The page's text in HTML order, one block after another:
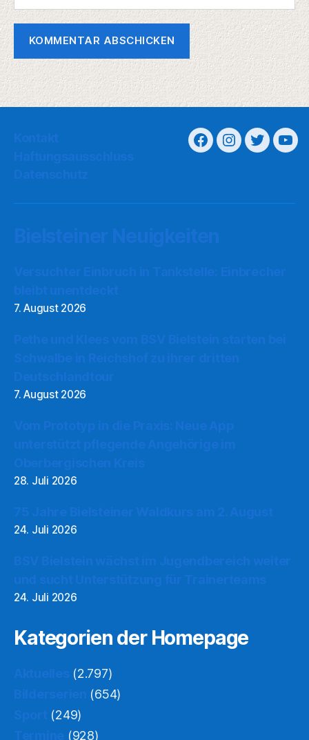
7. August 2026
7. August 2026
28. Juli 2026
24. Juli 2026
24. Juli 2026
Kategorien der Homepage
(2.797)
(654)
(249)
(928)